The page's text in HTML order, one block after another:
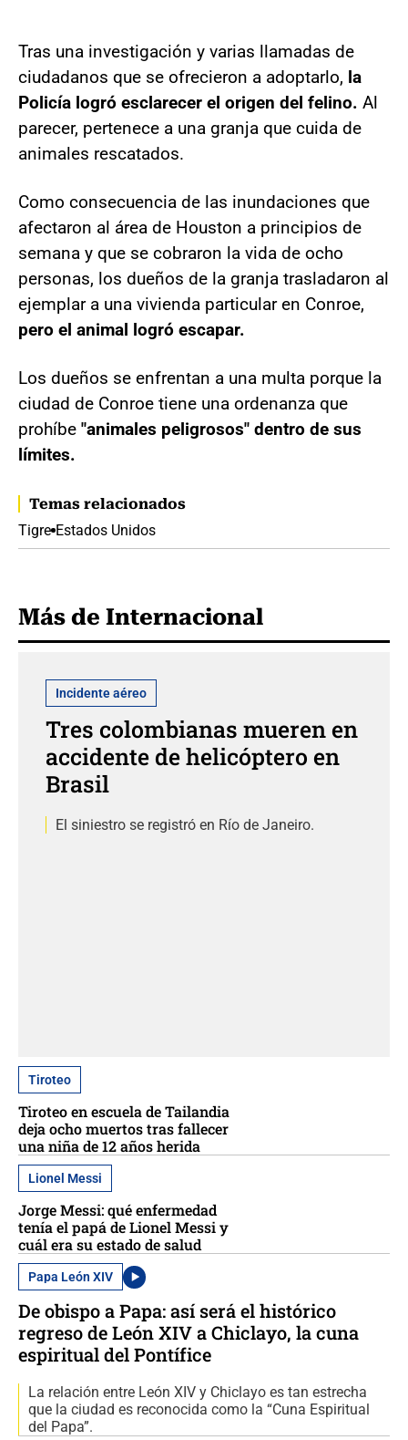
Tras una investigación y varias llamadas de
ciudadanos que se ofrecieron a adoptarlo, la
Policía logró esclarecer el origen del felino. Al
parecer, pertenece a una granja que cuida de
animales rescatados.
Como consecuencia de las inundaciones que
afectaron al área de Houston a principios de
semana y que se cobraron la vida de ocho
personas, los dueños de la granja trasladaron al
ejemplar a una vivienda particular en Conroe,
pero el animal logró escapar.
Los dueños se enfrentan a una multa porque la
ciudad de Conroe tiene una ordenanza que
prohíbe "animales peligrosos" dentro de sus
límites.
Temas relacionados
Tigre Estados Unidos
Más de Internacional
Incidente aéreo
Tres colombianas mueren en
accidente de helicóptero en
Brasil
El siniestro se registró en Río de Janeiro.
Tiroteo
Tiroteo en escuela de Tailandia
deja ocho muertos tras fallecer
una niña de 12 años herida
Lionel Messi
Jorge Messi: qué enfermedad
tenía el papá de Lionel Messi y
cuál era su estado de salud
Papa León XIV
De obispo a Papa: así será el histórico
regreso de León XIV a Chiclayo, la cuna
espiritual del Pontífice
La relación entre León XIV y Chiclayo es tan estrecha
que la ciudad es reconocida como la “Cuna Espiritual
del Papa”.